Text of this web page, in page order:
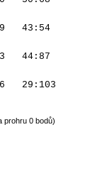
43:54
44:87
29:103
prohru 0 bodů)